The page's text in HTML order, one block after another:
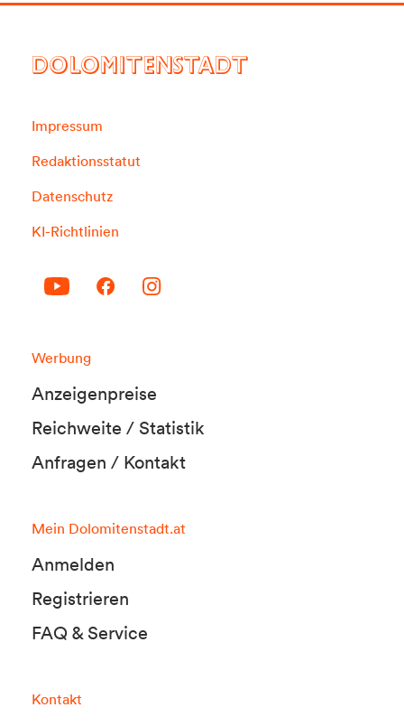
DOLOMITENSTADT
Impressum
Redaktionsstatut
Datenschutz
KI-Richtlinien
Werbung
Anzeigenpreise
Reichweite / Statistik
Anfragen / Kontakt
Mein Dolomitenstadt.at
Anmelden
Registrieren
FAQ & Service
Kontakt